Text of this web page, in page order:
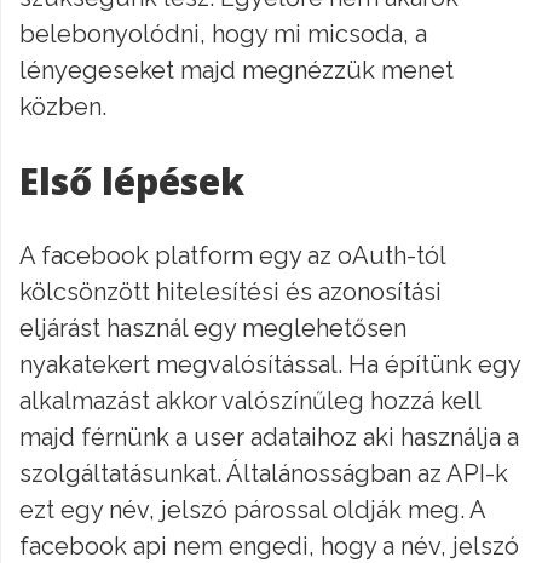
belebonyolódni, hogy mi micsoda, a
lényegeseket majd megnézzük menet
közben.
Első lépések
A facebook platform egy az oAuth-tól
kölcsönzött hitelesítési és azonosítási
eljárást használ egy meglehetősen
nyakatekert megvalósítással. Ha építünk egy
alkalmazást akkor valószínűleg hozzá kell
majd férnünk a user adataihoz aki használja a
szolgáltatásunkat. Általánosságban az API-k
ezt egy név, jelszó párossal oldják meg. A
facebook api nem engedi, hogy a név, jelszó